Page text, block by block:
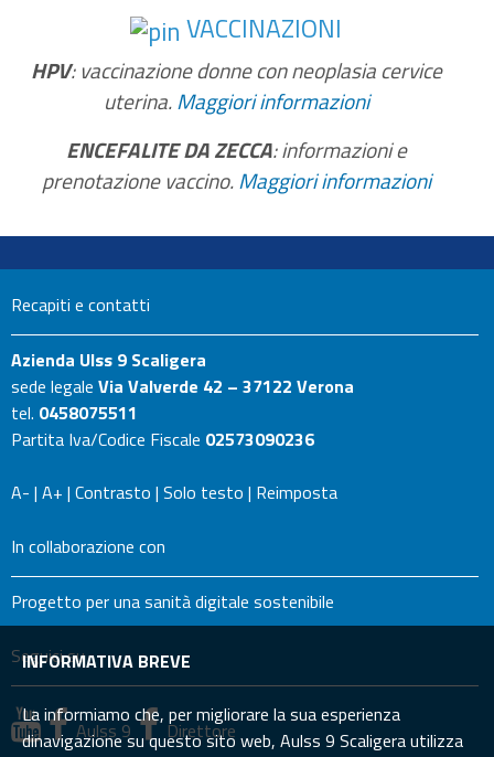
VACCINAZIONI
HPV: vaccinazione donne con neoplasia cervice
uterina.Maggiori informazioni
ENCEFALITE DA ZECCA: informazioni e
prenotazione vaccino.Maggiori informazioni
Recapiti e contatti
Azienda Ulss 9 Scaligera
sede legale Via Valverde 42 – 37122 Verona
tel. 0458075511
Partita Iva/Codice Fiscale 02573090236
A- | A+ | Contrasto | Solo testo | Reimposta
In collaborazione con
Progetto per una sanità digitale sostenibile
Seguici su
Aulss 9 Direttore
INFORMATIVA BREVE
La informiamo che, per migliorare la sua esperienza
dinavigazione su questo sito web, Aulss 9 Scaligera utilizza